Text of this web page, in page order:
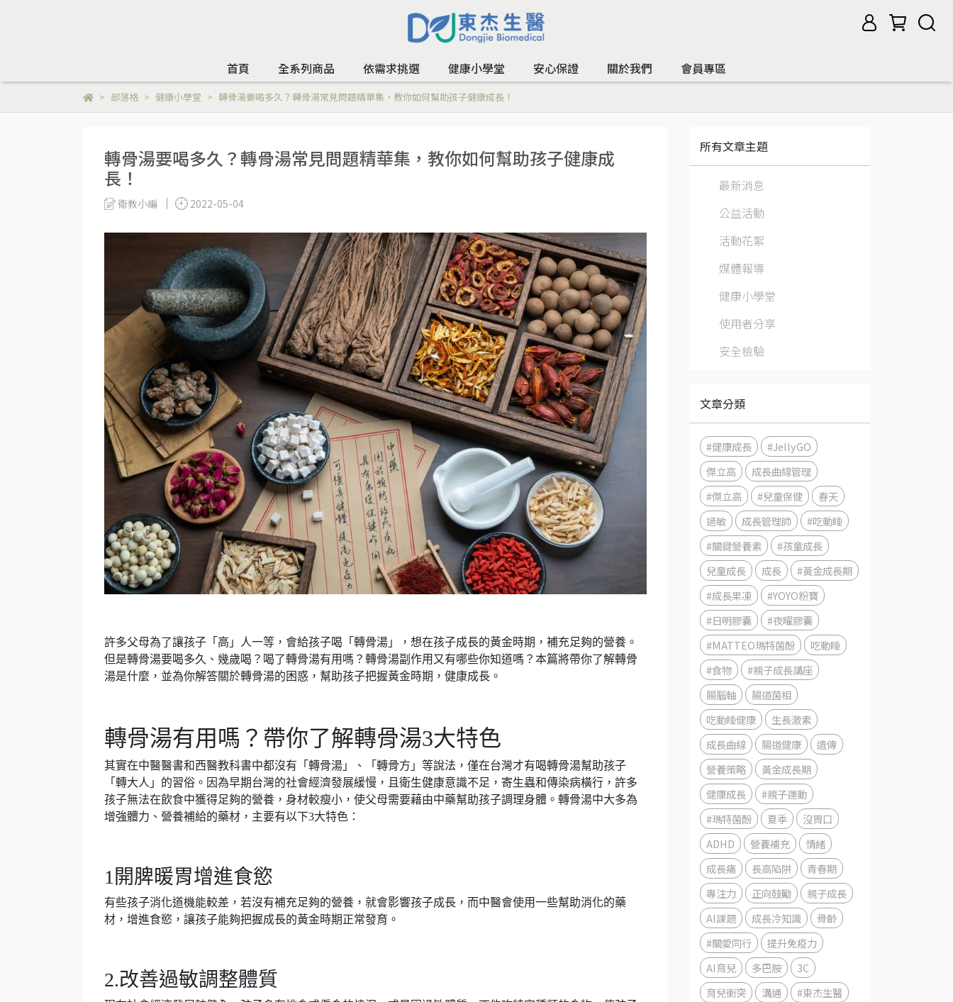
首頁 全系列商品 依需求挑選 健康小學堂 安心保證 關於我們 會員專區
部落格 健康小學堂 轉骨湯要喝多久？轉骨湯常見問題精華集，教你如何幫助孩子健康成長！
轉骨湯要喝多久？轉骨湯常見問題精華集，教你如何幫助孩子健康成
長！
衛教小編 2022-05-04
許多父母為了讓孩子「高」人一等，會給孩子喝「轉骨湯」，想在孩子成長的黃金時期，補充足夠的營養。
但是轉骨湯要喝多久、幾歲喝？喝了轉骨湯有用嗎？轉骨湯副作用又有哪些你知道嗎？本篇將帶你了解轉骨
湯是什麼，並為你解答關於轉骨湯的困惑，幫助孩子把握黃金時期，健康成長。
轉骨湯有用嗎？帶你了解轉骨湯3大特色
其實在中醫醫書和西醫教科書中都沒有「轉骨湯」、「轉骨方」等說法，僅在台灣才有喝轉骨湯幫助孩子
「轉大人」的習俗。因為早期台灣的社會經濟發展緩慢，且衛生健康意識不足，寄生蟲和傳染病橫行，許多
孩子無法在飲食中獲得足夠的營養，身材較瘦小，使父母需要藉由中藥幫助孩子調理身體。轉骨湯中大多為
增強體力、營養補給的藥材，主要有以下3大特色：
1開脾暖胃增進食慾
有些孩子消化道機能較差，若沒有補充足夠的營養，就會影響孩子成長，而中醫會使用一些幫助消化的藥
材，增進食慾，讓孩子能夠把握成長的黃金時期正常發育。
2.改善過敏調整體質
所有文章主題
最新消息
公益活動
活動花絮
媒體報導
健康小學堂
使用者分享
安全檢驗
文章分類
#健康成長
#JellyGO
傑立高
成長曲線管理
#傑立高
#兒童保健
春天
過敏
成長管理師
#吃動睡
#關鍵營養素
#孩童成長
兒童成長
成長
#黃金成長期
#成長果凍
#YOYO粉寶
#日明膠囊
#夜曜膠囊
#MATTEO瑪特菌酚
吃動睡
#食物
#親子成長講座
腸腦軸
腸道菌相
吃動睡健康
生長激素
成長曲線
腸道健康
遺傳
營養策略
黃金成長期
健康成長
#親子運動
#瑪特菌酚
夏季
沒胃口
ADHD
營養補充
情緒
成長痛
長高陷阱
青春期
專注力
正向鼓勵
親子成長
AI課題
成長冷知識
骨齡
#關愛同行
提升免疫力
AI育兒
多巴胺
3C
育兒衝突
溝通 #東杰生醫